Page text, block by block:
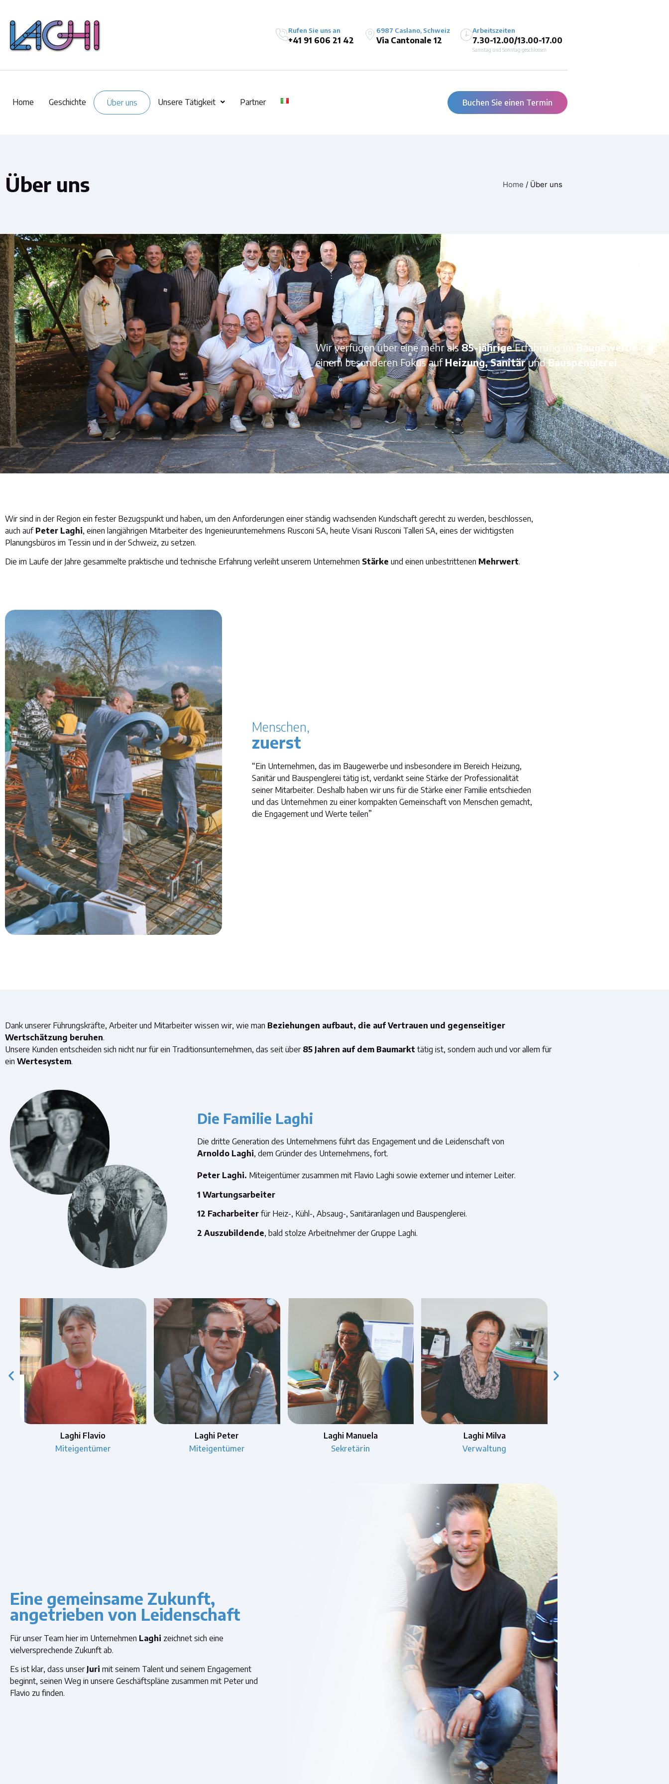
Rufen Sie uns an
+41 91 606 21 42
6987 Caslano, Schweiz
Via Cantonale 12
Arbeitszeiten
7.30-12.00/13.00-17.00
Samstag und Sonntag geschlossen
Home Geschichte Über uns Unsere Tätigkeit Partner Buchen Sie einen Termin
Über uns Home / Über uns
Wir verfügen über eine mehr als85-jährigeErfahrung im Baugewerbe mit
einem besonderen Fokus auf Heizung, SanitärundBauspenglerei
Wir sind in der Region ein fester Bezugspunkt und haben, um den Anforderungen einer ständig wachsenden Kundschaft gerecht zu werden, beschlossen,
auch auf Peter Laghi, einen langjährigen Mitarbeiter des Ingenieurunternehmens Rusconi SA, heute Visani Rusconi Talleri SA, eines der wichtigsten
Planungsbüros im Tessin und in der Schweiz, zu setzen.
Die im Laufe der Jahre gesammelte praktische und technische Erfahrung verleiht unserem Unternehmen Stärke und einen unbestrittenen Mehrwert.
Menschen,
zuerst
“Ein Unternehmen, das im Baugewerbe und insbesondere im Bereich Heizung,
Sanitär und Bauspenglerei tätig ist, verdankt seine Stärke der Professionalität
seiner Mitarbeiter. Deshalb haben wir uns für die Stärke einer Familie entschieden
und das Unternehmen zu einer kompakten Gemeinschaft von Menschen gemacht,
die Engagement und Werte teilen”
Dank unserer Führungskräfte, Arbeiter und Mitarbeiter wissen wir, wie man Beziehungen aufbaut, die auf Vertrauen und gegenseitiger
Wertschätzung beruhen.
Unsere Kunden entscheiden sich nicht nur für ein Traditionsunternehmen, das seit über 85 Jahren auf dem Baumarkt tätig ist, sondern auch und vor allem für
ein Wertesystem.
Die Familie Laghi
Die dritte Generation des Unternehmens führt das Engagement und die Leidenschaft von
Arnoldo Laghi, dem Gründer des Unternehmens, fort.
Peter Laghi. Miteigentümer zusammen mit Flavio Laghi sowie externer und interner Leiter.
1 Wartungsarbeiter
12 Facharbeiter für Heiz-, Kühl-, Absaug-, Sanitäranlagen und Bauspenglerei.
2 Auszubildende, bald stolze Arbeitnehmer der Gruppe Laghi.
Laghi Peter
Miteigentümer
Laghi Manuela
Sekretärin
Laghi Milva
Verwaltung
Campello Silvana
Sekretärin</spa
Eine gemeinsame Zukunft,
angetrieben von Leidenschaft
Für unser Team hier im Unternehmen Laghi zeichnet sich eine
vielversprechende Zukunft ab.
Es ist klar, dass unserJuri mit seinem Talent und seinem Engagement
beginnt, seinen Weg in unsere Geschäftspläne zusammen mit Peter und
Flavio zu finden.